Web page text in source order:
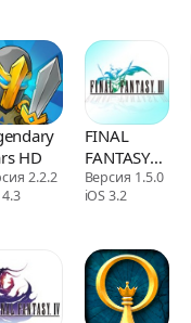
HD
2.2.2
FINAL
FANTASY
III for
iPad(3D)
Версия 1.5.0
iOS 3.2